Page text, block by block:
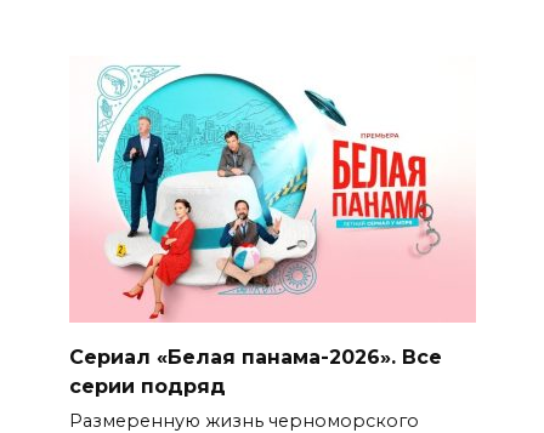
Сериал «Белая панама-2026». Все
серии подряд
Размеренную жизнь черноморского